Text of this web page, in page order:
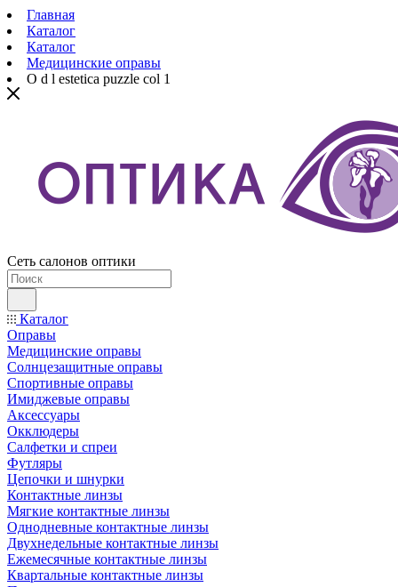
Главная
Каталог
Каталог
Медицинские оправы
O d l estetica puzzle col 1
Сеть салонов оптики
Каталог
Оправы
Медицинские оправы
Солнцезащитные оправы
Спортивные оправы
Имиджевые оправы
Аксессуары
Окклюдеры
Салфетки и спреи
Футляры
Цепочки и шнурки
Контактные линзы
Мягкие контактные линзы
Однодневные контактные линзы
Двухнедельные контактные линзы
Ежемесячные контактные линзы
Квартальные контактные линзы